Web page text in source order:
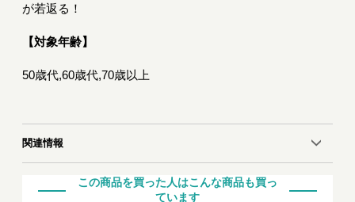
が若返る！
【対象年齢】
50歳代,60歳代,70歳以上
関連情報
この商品を買った人はこんな商品も買っ
ています